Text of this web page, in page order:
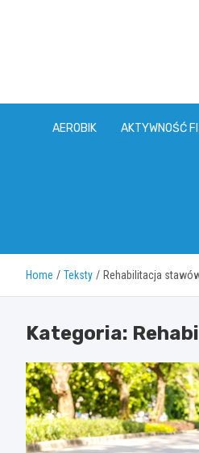
AEROBIK AKTYWNOŚĆ
Home Teksty Rehabilitacja
Kategoria: